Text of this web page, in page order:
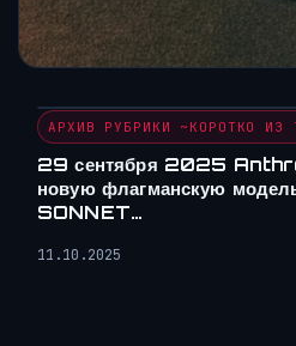
АРХИВ РУБРИКИ ~КОРОТКО ИЗ
29 сентября 2025
новую флагманскую
SONNET…
11.10.2025